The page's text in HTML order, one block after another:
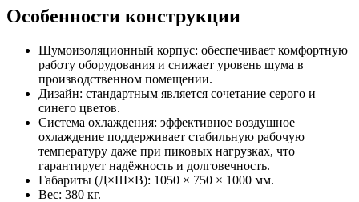
Особенности конструкции
Шумоизоляционный корпус: обеспечивает комфортную
работу оборудования и снижает уровень шума в
производственном помещении.
Дизайн: стандартным является сочетание серого и
синего цветов.
Система охлаждения: эффективное воздушное
охлаждение поддерживает стабильную рабочую
температуру даже при пиковых нагрузках, что
гарантирует надёжность и долговечность.
Габариты (Д×Ш×В): 1050 × 750 × 1000 мм.
Вес: 380 кг.